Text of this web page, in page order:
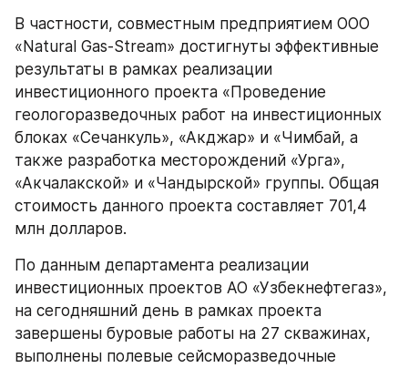
В частности, совместным предприятием ООО
«Natural Gas-Stream» достигнуты эффективные
результаты в рамках реализации
инвестиционного проекта «Проведение
геологоразведочных работ на инвестиционных
блоках «Сечанкуль», «Акджар» и «Чимбай, а
также разработка месторождений «Урга»,
«Акчалакской» и «Чандырской» группы. Общая
стоимость данного проекта составляет 701,4
млн долларов.
По данным департамента реализации
инвестиционных проектов АО «Узбекнефтегаз»,
на сегодняшний день в рамках проекта
завершены буровые работы на 27 скважинах,
выполнены полевые сейсморазведочные